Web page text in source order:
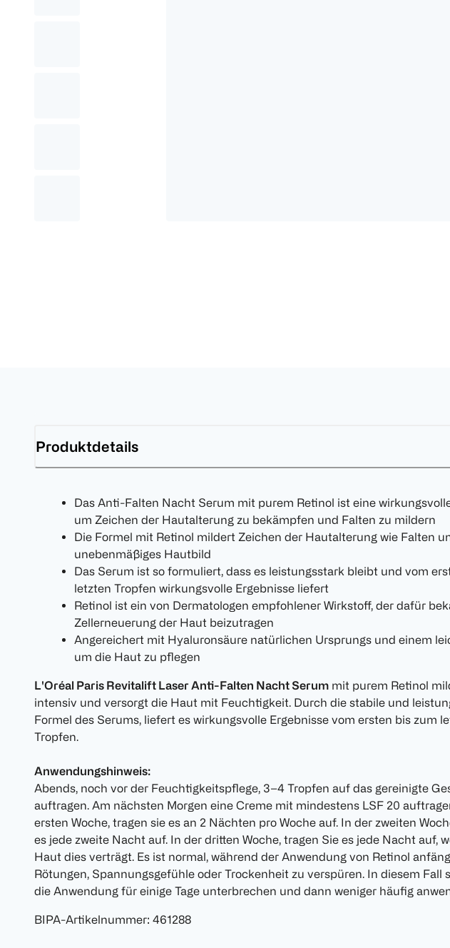
Produktdetails
Das Anti-Falten Nacht Serum mit purem Retinol ist eine
um Zeichen der Hautalterung zu bekämpfen und Falten zu mildern
Die Formel mit Retinol mildert Zeichen der Hautalterung wie Falten
unebenmäßiges Hautbild
Das Serum ist so formuliert, dass es leistungsstark bleibt und vom
letzten Tropfen wirkungsvolle Ergebnisse liefert
Retinol ist ein von Dermatologen empfohlener Wirkstoff, der dafür
Zellerneuerung der Haut beizutragen
Angereichert mit Hyaluronsäure natürlichen Ursprungs und einem
um die Haut zu pflegen
L'Oréal Paris Revitalift Laser Anti-Falten Nacht Serum mit purem Retinol
intensiv und versorgt die Haut mit Feuchtigkeit. Durch die stabile und
Formel des Serums, liefert es wirkungsvolle Ergebnisse vom ersten bis zum
Tropfen.
Anwendungshinweis:
Abends, noch vor der Feuchtigkeitspflege, 3–4 Tropfen auf das gereinigte
auftragen. Am nächsten Morgen eine Creme mit mindestens LSF 20
ersten Woche, tragen sie es an 2 Nächten pro Woche auf. In der zweiten
es jede zweite Nacht auf. In der dritten Woche, tragen Sie es jede Nacht auf,
Haut dies verträgt. Es ist normal, während der Anwendung von Retinol
Rötungen, Spannungsgefühle oder Trockenheit zu verspüren. In diesem Fall
die Anwendung für einige Tage unterbrechen und dann weniger häufig
BIPA-Artikelnummer: 461288